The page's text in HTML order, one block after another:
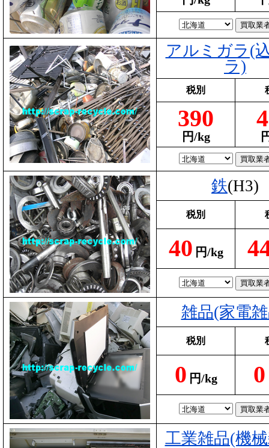
アルミガラ(
ラ)
税別
390
円/kg
鉄(H3)
税別
40 円/kg
雑品(家電
税別
0 円/kg 0
工業雑品(機